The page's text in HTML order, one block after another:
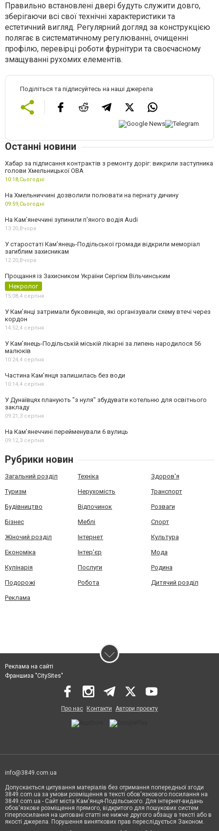
Правильно встановлені двері будуть служити довго,
зберігаючи всі свої технічні характеристики та
естетичний вигляд. Регулярний догляд за конструкцією
полягає в систематичному регулюванні, очищенні
профілю, перевірці роботи фурнітури та своєчасному
змащуванні рухомих елементів.
Поділіться та підписуйтесь на наші джерела
Останні новини
Хабар за підписання контрактів з ремонту доріг: викрили заступника
голови Хмельницької ОВА
10:18, Сьогодні
На Хмельниччині дозволили полювати на пернату дичину
09:59, Сьогодні
На Камʼянеччині зупинили п'яного водія Audi
13:20, Вчора
У старостаті Кам’янець-Подільської громади відкрили меморіал
загиблим захисникам
12:20, Вчора
Прощання із Захисником України Сергієм Вільчинським
Некролог
15:08, 4 серпня
У Кам’янці затримали буковинців, які організували схему втечі через
кордон
14:52, 4 серпня
У Кам’янець-Подільській міській лікарні за липень народилося 56
малюків
10:24, 4 серпня
Частина Кам'янця залишилась без води
10:14, 4 серпня
У Дунаївцях планують "з нуля" збудувати котельню для освітнього
закладу
09:21, 3 серпня
На Камʼянеччині перейменували 6 вулиць
09:12, 3 серпня
Рубрики новин
Загальний розділ Техніка Здоров'я
Туризм Нерухомість Транспорт
Будівництво Відпочинок Розваги
Бізнес Меблі Спорт
Жіночий розділ Інтернет Культура
Економіка Інтер'єр Мода
Кулінарія Послуги Родина
Подорожі Робота Дитячий розділ
Реклама
Реклама на сайті
Франшиза "CitySites"
Про нас Контакти Автори проєкту
info@3849.com.ua
Допускається цитування матеріалів без отримання попередньої згоди
3849.com.ua за умови розміщення в тексті обов'язкового посилання на
3849.com.ua - Сайт міста Кам'янця-Подільського. Для інтернет-видань
обов'язкове розміщення прямого, відкритого для пошукових систем
гіперпосилання на цитовані статті не нижче другого абзацу в тексті або в
якості джерела. Порушення виняткових прав переслідується Законом.